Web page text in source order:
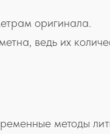
оригинала.
ведь их
методы